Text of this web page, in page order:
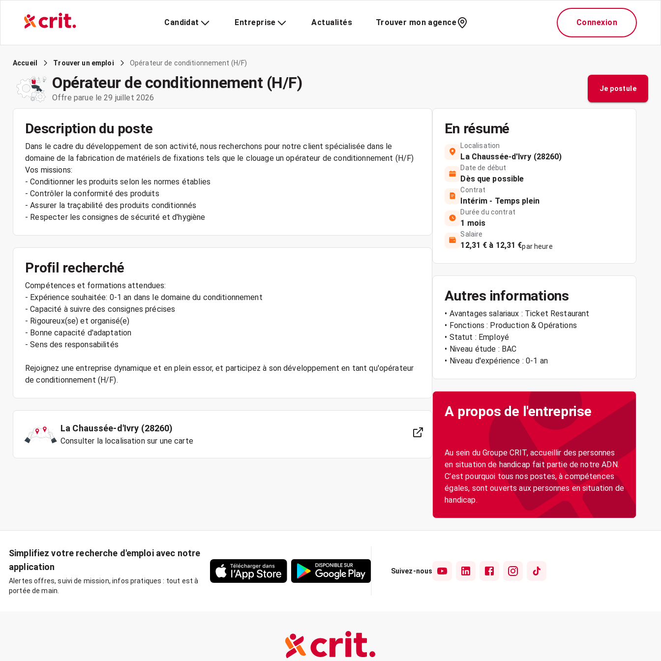
Candidat Entreprise Actualités Trouver mon agence Connexion
Accueil Trouver un emploi Opérateur de conditionnement (H/F)
Opérateur de conditionnement (H/F)
Offre parue le 29 juillet 2026
Je postule
Description du poste
Dans le cadre du développement de son activité, nous recherchons pour notre client spécialisée dans le
domaine de la fabrication de matériels de fixations tels que le clouage un opérateur de conditionnement (H/F)
Vos missions:
- Conditionner les produits selon les normes établies
- Contrôler la conformité des produits
- Assurer la traçabilité des produits conditionnés
- Respecter les consignes de sécurité et d'hygiène
Profil recherché
Compétences et formations attendues:
- Expérience souhaitée: 0-1 an dans le domaine du conditionnement
- Capacité à suivre des consignes précises
- Rigoureux(se) et organisé(e)
- Bonne capacité d'adaptation
- Sens des responsabilités
Rejoignez une entreprise dynamique et en plein essor, et participez à son développement en tant qu'opérateur
La Chaussée-d'Ivry (28260)
Consulter la localisation sur une carte
En résumé
Localisation
La Chaussée-d'Ivry (28260)
Date de début
Dès que possible
Contrat
Intérim - Temps plein
Durée du contrat
1 mois
Salaire
12,31 € à 12,31 €par heure
Autres informations
• Avantages salariaux : Ticket Restaurant
• Fonctions : Production & Opérations
• Statut : Employé
• Niveau étude : BAC
• Niveau d'expérience : 0-1 an
A propos de l'entreprise
Au sein du Groupe CRIT, accueillir des personnes
en situation de handicap fait partie de notre ADN.
C’est pourquoi tous nos postes, à compétences
égales, sont ouverts aux personnes en situation de
Simplifiez votre recherche d'emploi avec notre
application
Alertes offres, suivi de mission, infos pratiques : tout est à
portée de main.
Suivez-nous